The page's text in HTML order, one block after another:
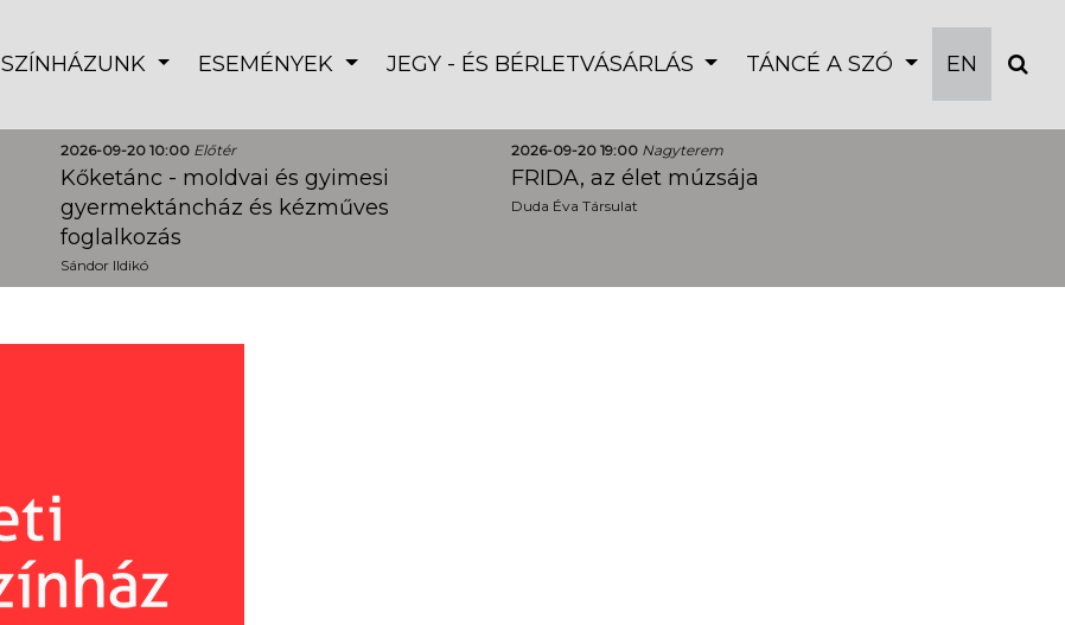
SZÍNHÁZUNK ESEMÉNYEK JEGY - ÉS BÉRLETVÁSÁRLÁS TÁNCÉ A SZÓ EN
2026-09-20 10:00 Előtér
Kőketánc - moldvai és gyimesi
gyermektáncház és kézműves
foglalkozás
Sándor Ildikó
2026-09-20 19:00 Nagyterem
FRIDA, az élet múzsája
Duda Éva Társulat